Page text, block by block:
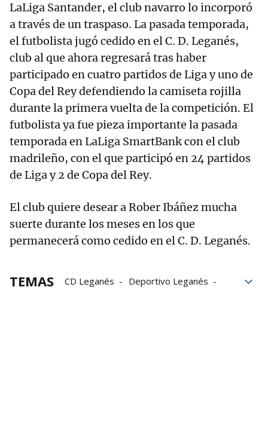
LaLiga Santander, el club navarro lo incorporó
a través de un traspaso. La pasada temporada,
el futbolista jugó cedido en el C. D. Leganés,
club al que ahora regresará tras haber
participado en cuatro partidos de Liga y uno de
Copa del Rey defendiendo la camiseta rojilla
durante la primera vuelta de la competición. El
futbolista ya fue pieza importante la pasada
temporada en LaLiga SmartBank con el club
madrileño, con el que participó en 24 partidos
de Liga y 2 de Copa del Rey.
El club quiere desear a Rober Ibáñez mucha
suerte durante los meses en los que
permanecerá como cedido en el C. D. Leganés.
TEMAS CD Leganés
Deportivo Leganés